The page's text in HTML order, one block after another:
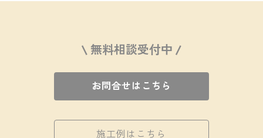
\ 無料相談受付中 /
お問合せはこちら
施工例はこちら